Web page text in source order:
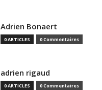
Adrien Bonaert
0 ARTICLES 0 Commentaires
adrien rigaud
0 ARTICLES 0 Commentaires